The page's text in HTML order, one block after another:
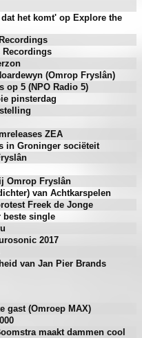
het komt' op Explore the
Recordings
(Omrop Fryslân)
op 5 (NPO Radio 5)
pinsterdag
ZEA
in Groninger sociëteit
Omrop Fryslân
van Achtkarspelen
Freek de Jonge
beste single
2017
van Jan Pier Brands
gast (Omroep MAX)
maakt dammen cool